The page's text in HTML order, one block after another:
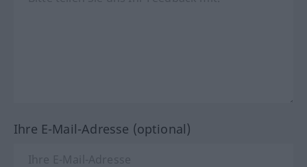
Ihre E-Mail-Adresse (optional)